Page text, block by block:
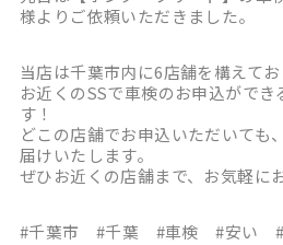
様よりご依頼いただきました。
当店は千葉市内に6店舗を構えてお
お近くのSSで車検のお申込がで
す！
どこの店舗でお申込いただいても
届けいたします。
ぜひお近くの店舗まで、お気軽に
#千葉市 #千葉 #車検 #安い #